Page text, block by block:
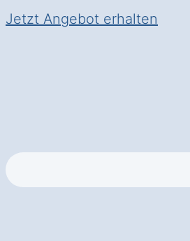
Jetzt Angebot erhalten